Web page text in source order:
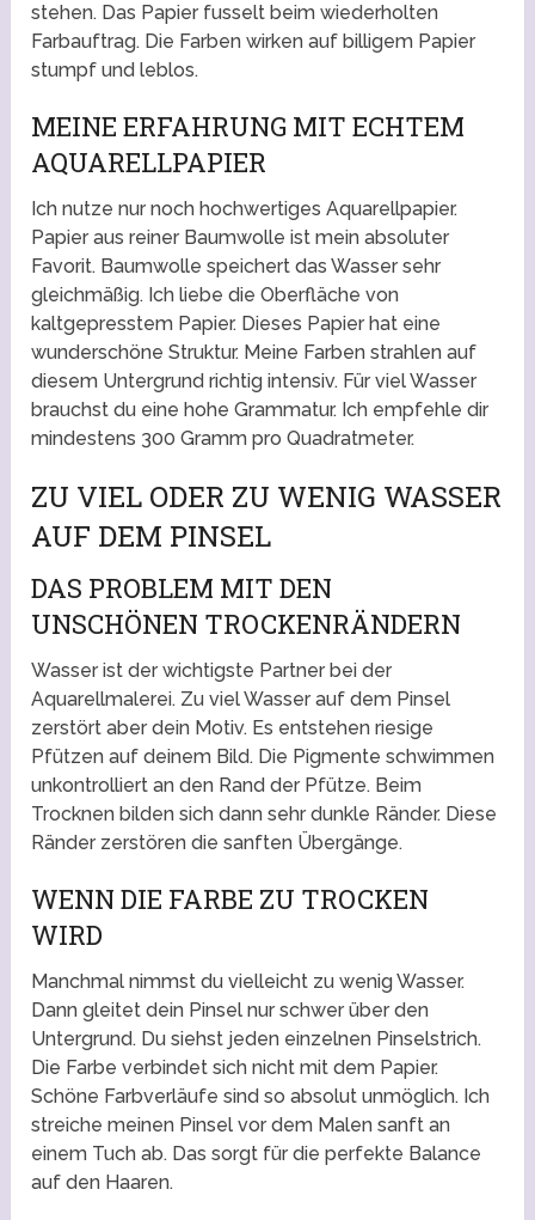
stehen. Das Papier fusselt beim wiederholten
Farbauftrag. Die Farben wirken auf billigem Papier
stumpf und leblos.
MEINE ERFAHRUNG MIT ECHTEM
AQUARELLPAPIER
Ich nutze nur noch hochwertiges Aquarellpapier.
Papier aus reiner Baumwolle ist mein absoluter
Favorit. Baumwolle speichert das Wasser sehr
gleichmäßig. Ich liebe die Oberfläche von
kaltgepresstem Papier. Dieses Papier hat eine
wunderschöne Struktur. Meine Farben strahlen auf
diesem Untergrund richtig intensiv. Für viel Wasser
brauchst du eine hohe Grammatur. Ich empfehle dir
mindestens 300 Gramm pro Quadratmeter.
ZU VIEL ODER ZU WENIG WASSER
AUF DEM PINSEL
DAS PROBLEM MIT DEN
UNSCHÖNEN TROCKENRÄNDERN
Wasser ist der wichtigste Partner bei der
Aquarellmalerei. Zu viel Wasser auf dem Pinsel
zerstört aber dein Motiv. Es entstehen riesige
Pfützen auf deinem Bild. Die Pigmente schwimmen
unkontrolliert an den Rand der Pfütze. Beim
Trocknen bilden sich dann sehr dunkle Ränder. Diese
Ränder zerstören die sanften Übergänge.
WENN DIE FARBE ZU TROCKEN
WIRD
Manchmal nimmst du vielleicht zu wenig Wasser.
Dann gleitet dein Pinsel nur schwer über den
Untergrund. Du siehst jeden einzelnen Pinselstrich.
Die Farbe verbindet sich nicht mit dem Papier.
Schöne Farbverläufe sind so absolut unmöglich. Ich
streiche meinen Pinsel vor dem Malen sanft an
einem Tuch ab. Das sorgt für die perfekte Balance
auf den Haaren.